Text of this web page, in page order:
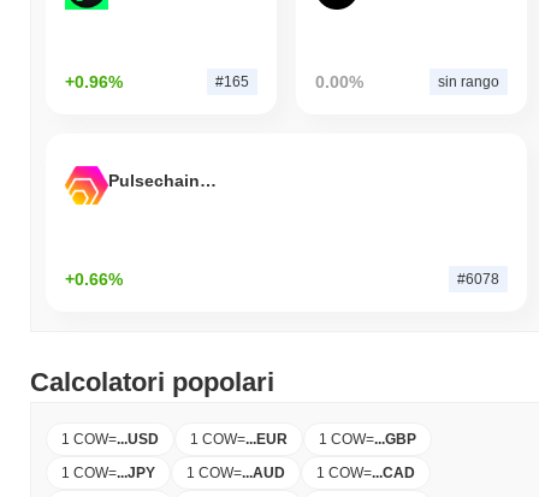
+0.96% #165 0.00% sin rango
Pulsechain Bridged HEX (Pulsechain)
+0.66% #6078
Calcolatori popolari
1 COW=...USD 1 COW=...EUR 1 COW=...GBP
1 COW=...JPY 1 COW=...AUD 1 COW=...CAD